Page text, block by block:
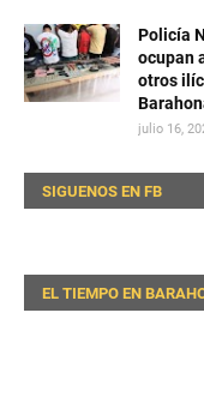
Policía
ocupan
otros
julio 16,
SIGUENOS EN FB
EL TIEMPO EN